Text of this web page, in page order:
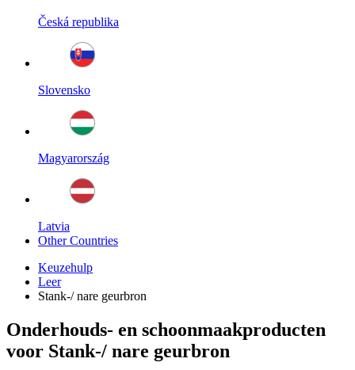
Česká republika
Slovensko
Magyarország
Latvia
Other Countries
Keuzehulp
Leer
Stank-/ nare geurbron
Onderhouds- en schoonmaakproducten
voor Stank-/ nare geurbron